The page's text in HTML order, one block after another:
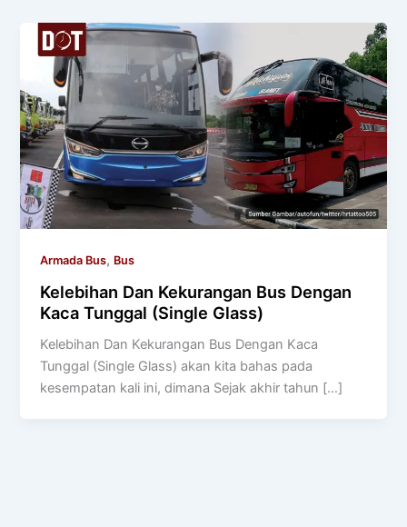
Armada Bus, Bus
Kelebihan Dan Kekurangan Bus Dengan
Kaca Tunggal (Single Glass)
Kelebihan Dan Kekurangan Bus Dengan Kaca
Tunggal (Single Glass) akan kita bahas pada
kesempatan kali ini, dimana Sejak akhir tahun […]